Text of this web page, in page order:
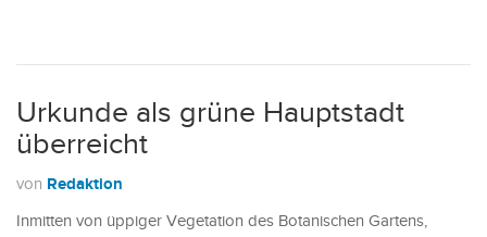
Urkunde als grüne Hauptstadt
überreicht
von Redaktion
Inmitten von üppiger Vegetation des Botanischen Gartens,